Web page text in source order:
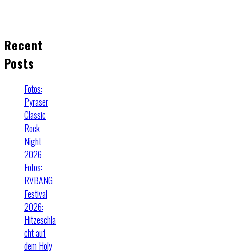
Recent
Posts
Fotos:
Pyraser
Classic
Rock
Night
2026
Fotos:
RVBANG
Festival
2026:
Hitzeschla
cht auf
dem Holy